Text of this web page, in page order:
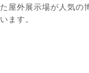
屋外展示場が人気の
ます。